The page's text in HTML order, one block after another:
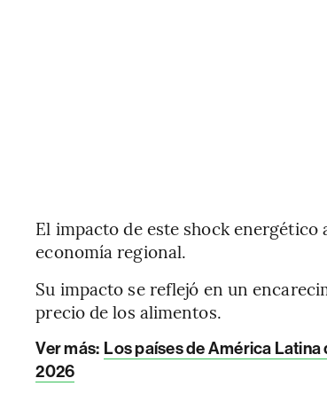
El impacto de este shock
economía regional.
Su impacto se reflejó en un
precio de los alimentos.
Ver más: Los países de América
2026